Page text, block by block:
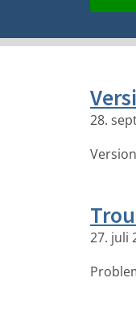
28.
27. juli